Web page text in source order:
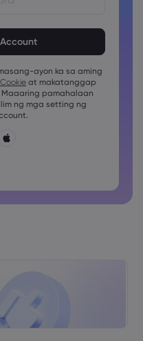
ng hindi bababa sa
ng hindi bababa sa
ng hindi bababa sa
ayon ka sa aming
at makatanggap
Maaaring pamahalaan
ng mga setting ng